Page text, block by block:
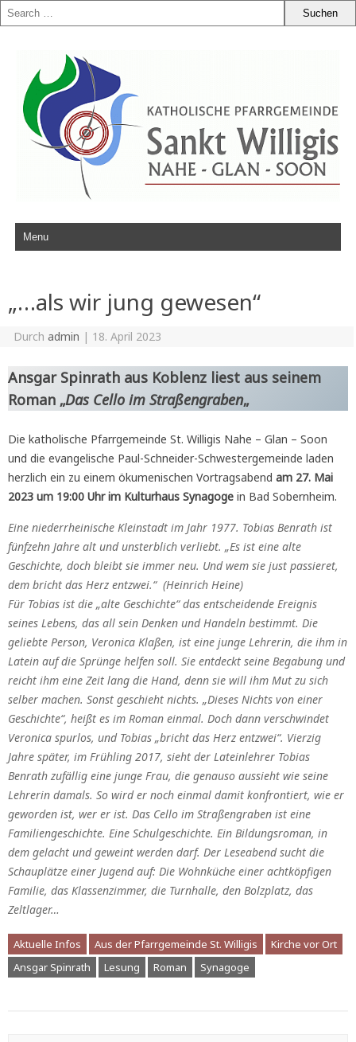
Zum Inhalt springen
„…als wir jung gewesen“
Durch admin | 18. April 2023
Ansgar Spinrath aus Koblenz liest aus seinem
Roman „Das Cello im Straßengraben„
Die katholische Pfarrgemeinde St. Willigis Nahe – Glan – Soon
und die evangelische Paul-Schneider-Schwestergemeinde laden
herzlich ein zu einem ökumenischen Vortragsabend am 27. Mai
2023 um 19:00 Uhr im Kulturhaus Synagoge in Bad Sobernheim.
Eine niederrheinische Kleinstadt im Jahr 1977. Tobias Benrath ist
fünfzehn Jahre alt und unsterblich verliebt. „Es ist eine alte
Geschichte, doch bleibt sie immer neu. Und wem sie just passieret,
dem bricht das Herz entzwei.“ (Heinrich Heine)
Für Tobias ist die „alte Geschichte“ das entscheidende Ereignis
seines Lebens, das all sein Denken und Handeln bestimmt. Die
geliebte Person, Veronica Klaßen, ist eine junge Lehrerin, die ihm in
Latein auf die Sprünge helfen soll. Sie entdeckt seine Begabung und
reicht ihm eine Zeit lang die Hand, denn sie will ihm Mut zu sich
selber machen. Sonst geschieht nichts. „Dieses Nichts von einer
Geschichte“, heißt es im Roman einmal. Doch dann verschwindet
Veronica spurlos, und Tobias „bricht das Herz entzwei“. Vierzig
Jahre später, im Frühling 2017, sieht der Lateinlehrer Tobias
Benrath zufällig eine junge Frau, die genauso aussieht wie seine
Lehrerin damals. So wird er noch einmal damit konfrontiert, wie er
geworden ist, wer er ist. Das Cello im Straßengraben ist eine
Familiengeschichte. Eine Schulgeschichte. Ein Bildungsroman, in
dem gelacht und geweint werden darf. Der Leseabend sucht die
Schauplätze einer Jugend auf: Die Wohnküche einer achtköpfigen
Familie, das Klassenzimmer, die Turnhalle, den Bolzplatz, das
Zeltlager…
Aktuelle Infos Aus der Pfarrgemeinde St. Willigis
Kirche vor Ort
Ansgar Spinrath
Lesung Roman Synagoge